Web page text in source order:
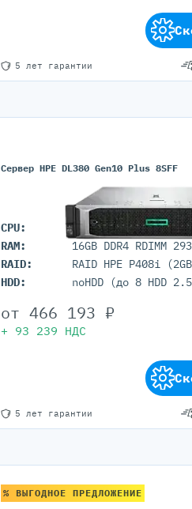
5 лет гарантии
Сервер HPE DL380 Gen10 Plus 8SFF
CPU:
RAM:
RAID:
RAID HPE P408i
HDD:
noHDD (до 8 HDD
5 лет гарантии
от 466 193 ₽
+ 93 239 НДС
% ВЫГОДНОЕ ПРЕДЛОЖЕНИЕ